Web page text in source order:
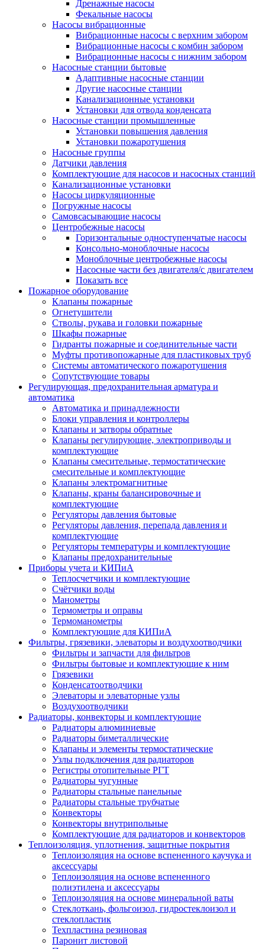
Дренажные насосы
Фекальные насосы
Насосы вибрационные
Вибрационные насосы с верхним забором
Вибрационные насосы с комбин забором
Вибрационные насосы с нижним забором
Насосные станции бытовые
Адаптивные насосные станции
Другие насосные станции
Канализационные установки
Установки для отвода конденсата
Насосные станции промышленные
Установки повышения давления
Установки пожаротушения
Насосные группы
Датчики давления
Комплектующие для насосов и насосных станций
Канализационные установки
Насосы циркуляционные
Погружные насосы
Самовсасывающие насосы
Центробежные насосы
Горизонтальные одноступенчатые насосы
Консольно-моноблочные насосы
Моноблочные центробежные насосы
Насосные части без двигателя/с двигателем
Показать все
Пожарное оборудование
Клапаны пожарные
Огнетушители
Стволы, рукава и головки пожарные
Шкафы пожарные
Гидранты пожарные и соединительные части
Муфты противопожарные для пластиковых труб
Системы автоматического пожаротушения
Сопутствующие товары
Регулирующая, предохранительная арматура и
автоматика
Автоматика и принадлежности
Блоки управления и контроллеры
Клапаны и затворы обратные
Клапаны регулирующие, электроприводы и
комплектующие
Клапаны смесительные, термостатические
смесительные и комплектующие
Клапаны электромагнитные
Клапаны, краны балансировочные и
комплектующие
Регуляторы давления бытовые
Регуляторы давления, перепада давления и
комплектующие
Регуляторы температуры и комплектующие
Клапаны предохранительные
Приборы учета и КИПиА
Теплосчетчики и комплектующие
Счётчики воды
Манометры
Термометры и оправы
Термоманометры
Комплектующие для КИПиА
Фильтры, грязевики, элеваторы и воздухоотводчики
Фильтры и запчасти для фильтров
Фильтры бытовые и комплектующие к ним
Грязевики
Конденсатоотводчики
Элеваторы и элеваторные узлы
Воздухоотводчики
Радиаторы, конвекторы и комплектующие
Радиаторы алюминиевые
Радиаторы биметаллические
Клапаны и элементы термостатические
Узлы подключения для радиаторов
Регистры отопительные РГТ
Радиаторы чугунные
Радиаторы стальные панельные
Радиаторы стальные трубчатые
Конвекторы
Конвекторы внутрипольные
Комплектующие для радиаторов и конвекторов
Теплоизоляция, уплотнения, защитные покрытия
Теплоизоляция на основе вспененного каучука и
аксессуары
Теплоизоляция на основе вспененного
полиэтилена и аксессуары
Теплоизоляция на основе минеральной ваты
Стеклоткань, фольгоизол, гидростеклоизол и
стеклопластик
Техпластина резиновая
Паронит листовой